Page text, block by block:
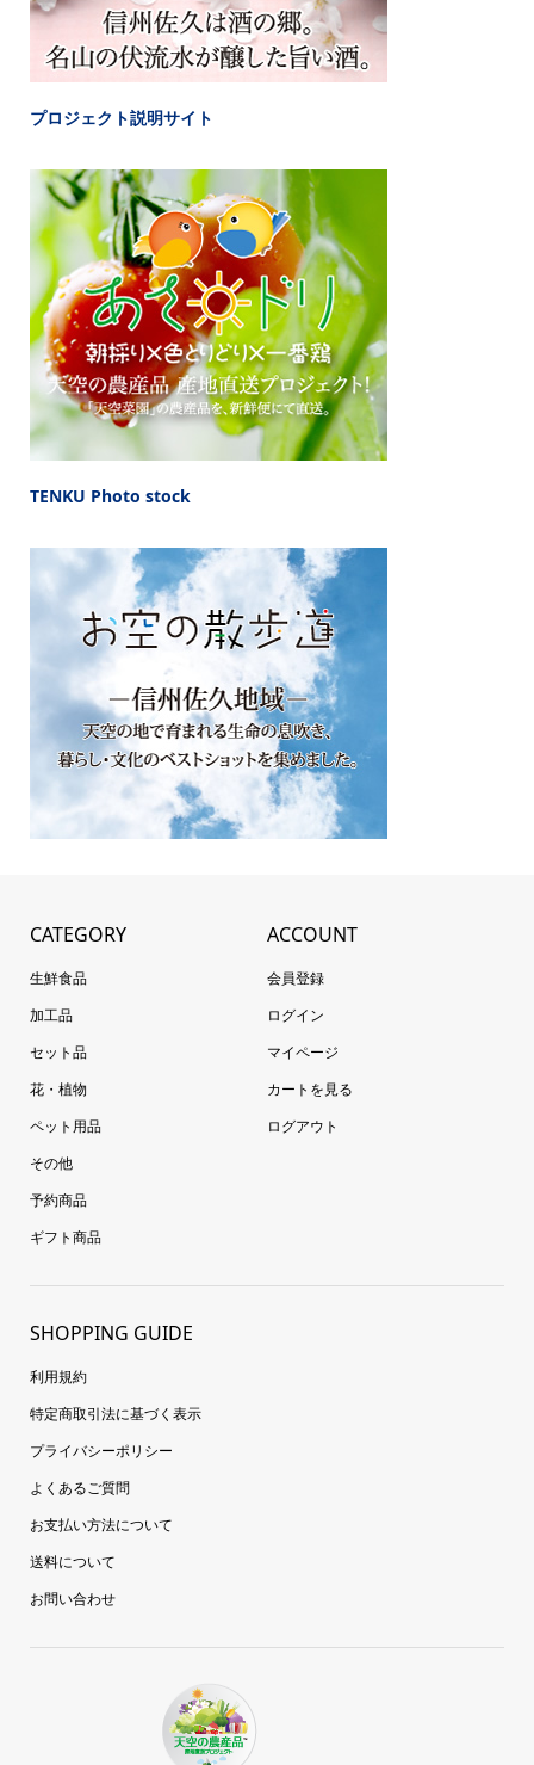
プロジェクト説明サイト
TENKU Photo stock
CATEGORY
生鮮食品
加工品
セット品
花・植物
ペット用品
その他
予約商品
ギフト商品
ACCOUNT
会員登録
ログイン
マイページ
カートを見る
ログアウト
SHOPPING GUIDE
利用規約
特定商取引法に基づく表示
プライバシーポリシー
よくあるご質問
お支払い方法について
送料について
お問い合わせ